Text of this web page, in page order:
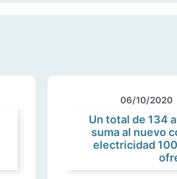
06/10/2020
Un total de 134
suma al nuevo
electricidad